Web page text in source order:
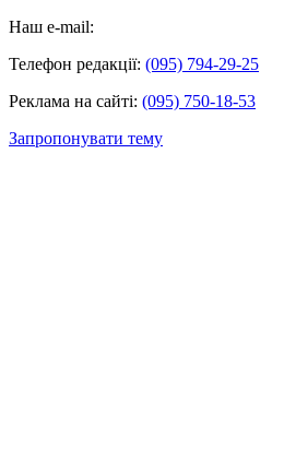
Наш e-mail:
Телефон редакції: (095) 794-29-25
Реклама на сайті: (095) 750-18-53
Запропонувати тему